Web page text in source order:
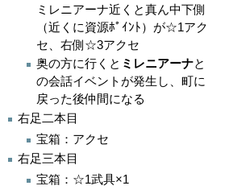
ミレニアーナ近くと真ん中下側
（近くに資源ﾎﾟｲﾝﾄ）が☆1アク
セ、右側☆3アクセ
奥の方に行くと ミレニアーナと
の会話イベントが発生し、町に
戻った後仲間になる
右足二本目
宝箱：アクセ
右足三本目
宝箱：☆1武具×1